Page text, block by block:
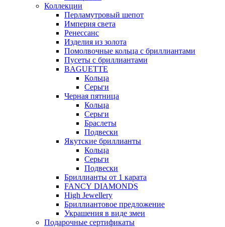
Коллекции
Перламутровый шепот
Империя света
Ренессанс
Изделия из золота
Помолвочные кольца с бриллиантами
Пусеты с бриллиантами
BAGUETTE
Кольца
Серьги
Черная пятница
Кольца
Серьги
Браслеты
Подвески
Якутские бриллианты
Кольца
Серьги
Подвески
Бриллианты от 1 карата
FANCY DIAMONDS
High Jewellery
Бриллиантовое предложение
Украшения в виде змеи
Подарочные сертификаты